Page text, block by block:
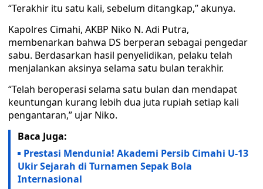
“Terakhir itu satu kali, sebelum ditangkap,” akunya.
Kapolres Cimahi, AKBP Niko N. Adi Putra,
membenarkan bahwa DS berperan sebagai pengedar
sabu. Berdasarkan hasil penyelidikan, pelaku telah
menjalankan aksinya selama satu bulan terakhir.
“Telah beroperasi selama satu bulan dan mendapat
keuntungan kurang lebih dua juta rupiah setiap kali
pengantaran,” ujar Niko.
Baca Juga:
Prestasi Mendunia! Akademi Persib Cimahi U-13
Ukir Sejarah di Turnamen Sepak Bola
Internasional